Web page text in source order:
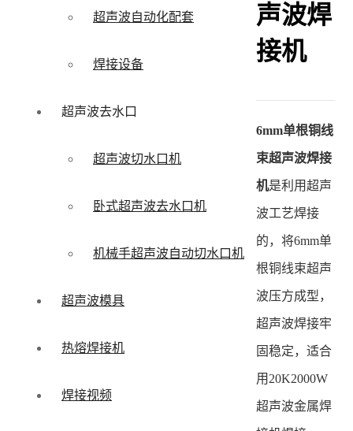
超声波自动化配套
焊接设备
超声波去水口
超声波切水口机
卧式超声波去水口机
机械手超声波自动切水口机
超声波模具
热熔焊接机
焊接视频
声波焊
接机
6mm单根铜线
束超声波焊接
机是利用超声
波工艺焊接
的，将6mm单
根铜线束超声
波压方成型，
超声波焊接牢
固稳定，适合
用20K2000W
超声波金属焊